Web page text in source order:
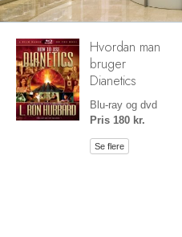
Hvordan man
bruger
Dianetics
Blu-ray og dvd
Pris 180 kr.
Se flere